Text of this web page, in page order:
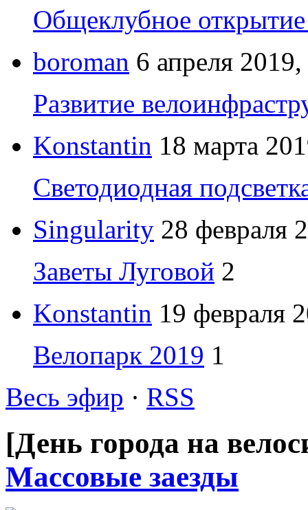
Общеклубное открытие
boroman 6 апреля
Развитие
Konstantin 18 марта
Светодиодная
Singularity 28 февраля
Заветы Луговой 2
Konstantin 19 февраля
Велопарк 2019 1
Весь эфир · RSS
[День города на
Массовые заезды